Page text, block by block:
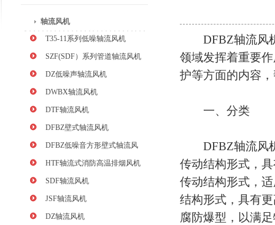
轴流风机
T35-11系列低噪轴流风机
SZF(SDF）系列管道轴流风机
DZ低噪声轴流风机
DWBX轴流风机
DTF轴流风机
DFBZ壁式轴流风机
DFBZ低噪音方形壁式轴流风
机
HTF轴流式消防高温排烟风机
SDF轴流风机
JSF轴流风机
DZ轴流风机
DFBZ轴流风机
领域发挥着重要
护等方面的内容
一、分类
DFBZ轴流风机
传动结构形式，
传动结构形式，
结构形式，具有
腐防爆型，以满